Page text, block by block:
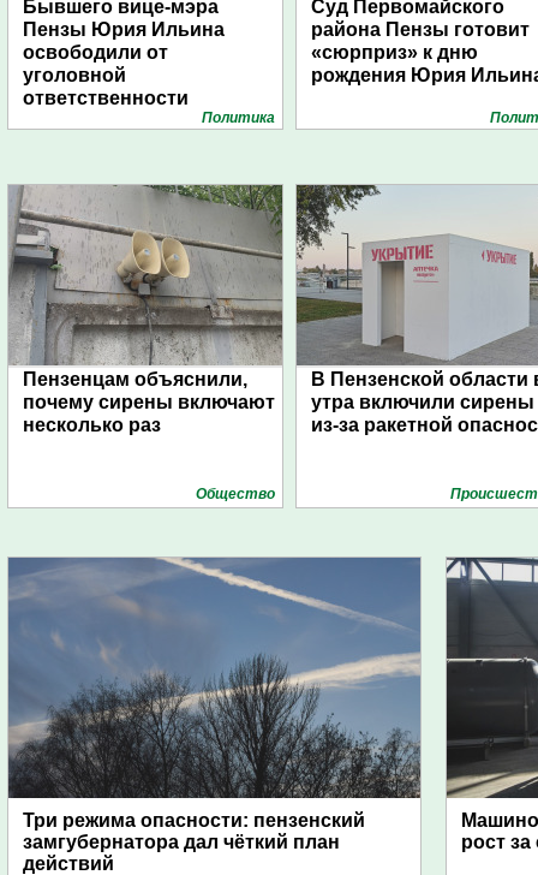
Бывшего вице-мэра
Пензы Юрия Ильина
освободили от
уголовной
ответственности
Политика
Суд Первомайского
района Пензы готовит
«сюрприз» к дню
рождения Юрия
Пензенцам объяснили,
почему сирены включают
несколько раз
Общество
В Пензенской области
утра включили сирены
из-за ракетной
Три режима опасности: пензенский
замгубернатора дал чёткий план
действий
рост за